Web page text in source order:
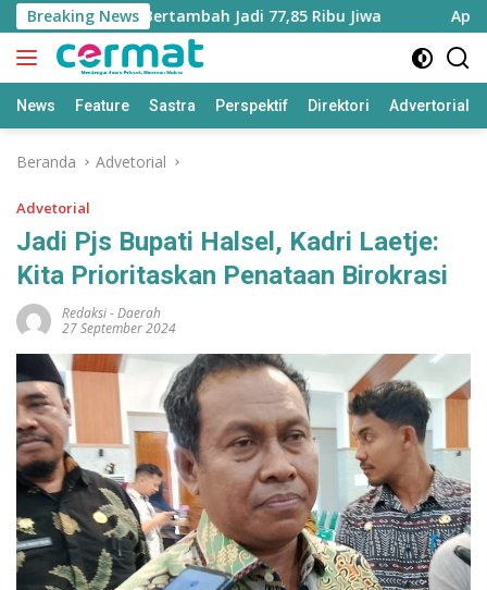
Langsung
ke
konten
Breaking News
Utara Bertambah Jadi 77,85 Ribu Jiwa Aplikasi
News Feature Sastra Perspektif Direktori Advertorial
Beranda Advetorial
Advetorial
Jadi Pjs Bupati Halsel, Kadri Laetje:
Kita Prioritaskan Penataan Birokrasi
Redaksi-Daerah
27 September 2024